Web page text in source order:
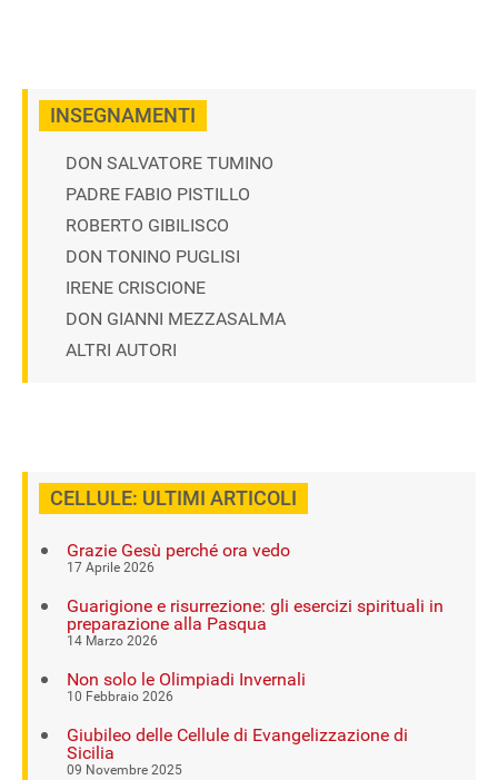
INSEGNAMENTI
DON SALVATORE TUMINO
PADRE FABIO PISTILLO
ROBERTO GIBILISCO
DON TONINO PUGLISI
IRENE CRISCIONE
DON GIANNI MEZZASALMA
ALTRI AUTORI
CELLULE: ULTIMI ARTICOLI
Grazie Gesù perché ora vedo
17 Aprile 2026
Guarigione e risurrezione: gli esercizi spirituali in
preparazione alla Pasqua
14 Marzo 2026
Non solo le Olimpiadi Invernali
10 Febbraio 2026
Giubileo delle Cellule di Evangelizzazione di
Sicilia
09 Novembre 2025